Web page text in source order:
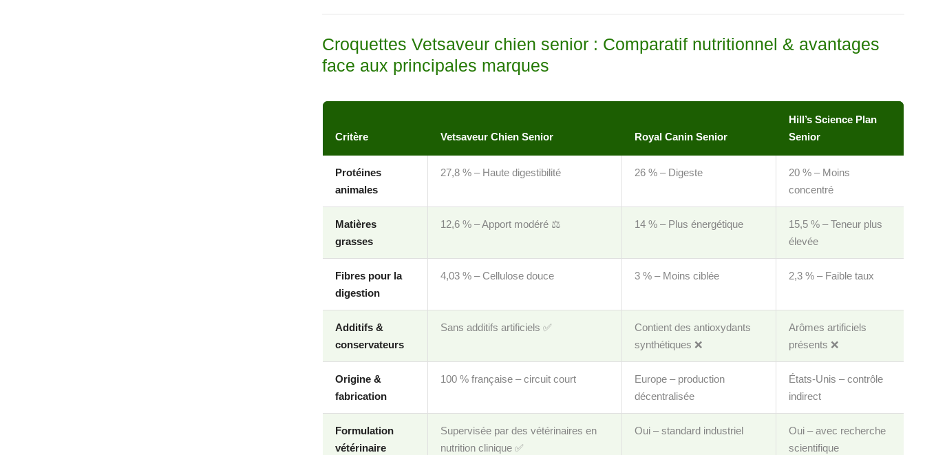
Croquettes Vetsaveur chien senior : Comparatif nutritionnel & avantages
face aux principales marques
Critère Vetsaveur Chien Senior Royal Canin Senior
Hill’s Science Plan
Senior
Protéines
animales
27,8 % – Haute digestibilité 26 % – Digeste
20 % – Moins
concentré
Matières
grasses
12,6 % – Apport modéré ⚖️ 14 % – Plus énergétique
15,5 % – Teneur plus
élevée
Fibres pour la
digestion
4,03 % – Cellulose douce 3 % – Moins ciblée 2,3 % – Faible taux
Additifs &
conservateurs
Sans additifs artificiels ✅
Contient des antioxydants
synthétiques ❌
Arômes artificiels
présents ❌
Origine &
fabrication
100 % française – circuit court
Europe – production
décentralisée
États-Unis – contrôle
indirect
Formulation
vétérinaire
Supervisée par des vétérinaires en
nutrition clinique ✅
Oui – standard industriel
Oui – avec recherche
scientifique